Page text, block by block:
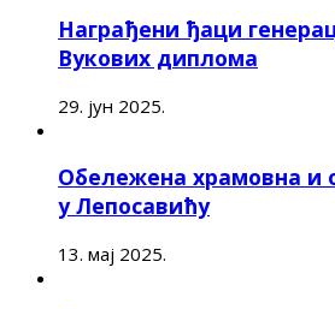
Награђени ђаци
Вукових диплома
29. јун 2025.
Обележена храмовна и
у Лепосавићу
13. мај 2025.